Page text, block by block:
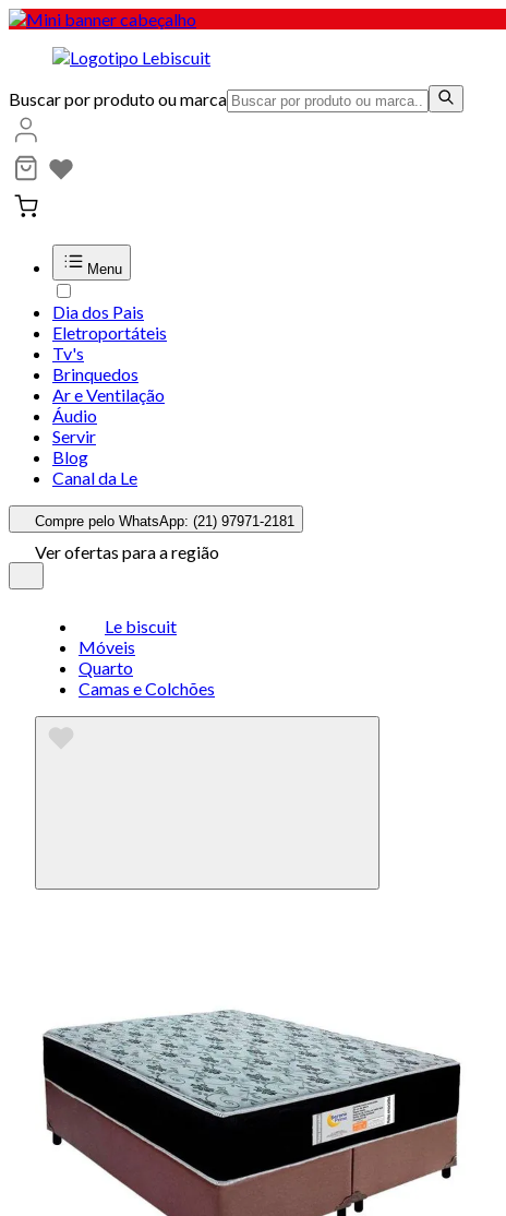
Buscar por produto ou marca
Menu
Dia dos Pais
Eletroportáteis
Tv's
Brinquedos
Ar e Ventilação
Áudio
Servir
Blog
Canal da Le
Compre pelo WhatsApp: (21) 97971-2181
Ver ofertas para a região
Le biscuit
Móveis
Quarto
Camas e Colchões